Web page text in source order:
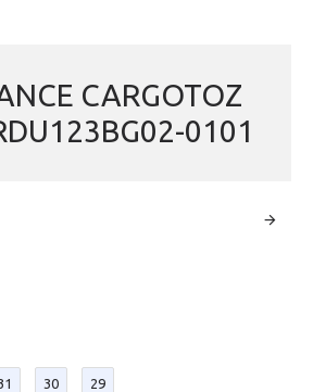
CARGOTOZ
0101
30 29